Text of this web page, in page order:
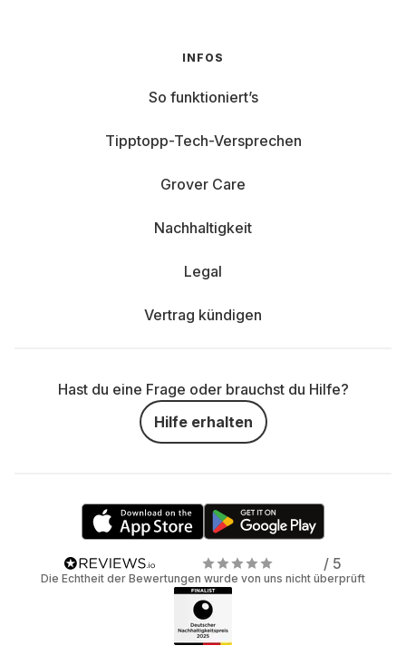
INFOS
So funktioniert’s
Tipptopp-Tech-Versprechen
Grover Care
Nachhaltigkeit
Legal
Vertrag kündigen
Hast du eine Frage oder brauchst du Hilfe?
Hilfe erhalten
/ 5
Die Echtheit der Bewertungen wurde von uns nicht überprüft